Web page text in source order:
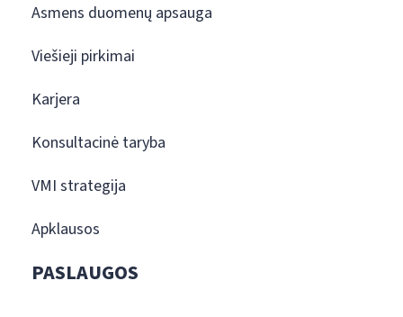
Asmens duomenų apsauga
Viešieji pirkimai
Karjera
Konsultacinė taryba
VMI strategija
Apklausos
PASLAUGOS